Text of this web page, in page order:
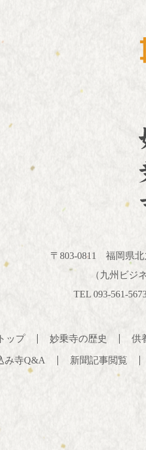
〒803-0811 福岡県北
（九州ビジ
TEL 093-561-
トップ 妙乗寺の歴史 供
み寺Q&A 新聞記事閲覧